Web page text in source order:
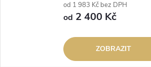
od 1 983 Kč bez DPH
od 2 400 Kč
ZOBRAZIT